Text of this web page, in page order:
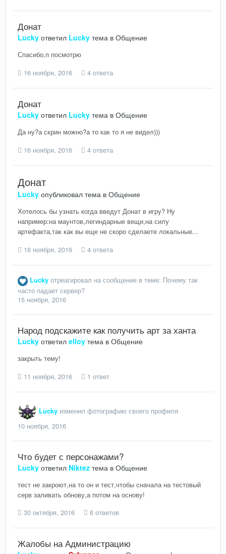
Донат
Lucky ответил Lucky тема в Общение
Спасибо,п посмотрю
16 ноября, 2016
4 ответа
Донат
Lucky ответил Lucky тема в Общение
Да ну?а скрин можно?а то как то я не видел)))
16 ноября, 2016
4 ответа
Донат
Lucky опубликовал тема в Общение
Хотелось бы узнать когда введут Донат в игру? Ну
например:на маунтов,легиндарные вещи,на силу
артефакта,так как вы еще не скоро сделаете локальные...
16 ноября, 2016
4 ответа
Lucky отреагировал на сообщение в теме: Почему так
часто падает сервер?
15 ноября, 2016
Народ подскажите как получить арт за ханта
Lucky ответил elloy тема в Общение
закрыть тему!
11 ноября, 2016
1 ответ
Lucky изменил фотографию своего профиля
10 ноября, 2016
Что будет с персонажами?
Lucky ответил Niktez тема в Общение
тест не закроют,на то он и тест,чтобы сначала на тестовый
серв заливать обнову,а потом на основу!
30 октября, 2016
6 ответов
Жалобы на Администрацию